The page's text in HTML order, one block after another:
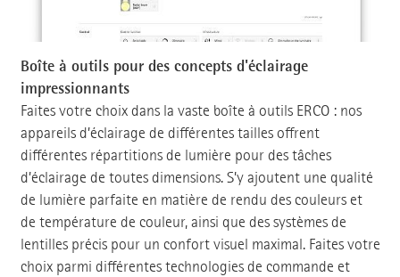
Boîte à outils pour des concepts d'éclairage
impressionnants
Faites votre choix dans la vaste boîte à outils ERCO : nos
appareils d’éclairage de différentes tailles offrent
différentes répartitions de lumière pour des tâches
d’éclairage de toutes dimensions. S’y ajoutent une qualité
de lumière parfaite en matière de rendu des couleurs et
de température de couleur, ainsi que des systèmes de
lentilles précis pour un confort visuel maximal. Faites votre
choix parmi différentes technologies de commande et